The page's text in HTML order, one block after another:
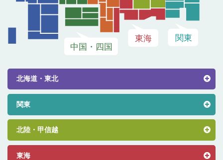
北海道・東北
関東
北陸・甲信越
東海